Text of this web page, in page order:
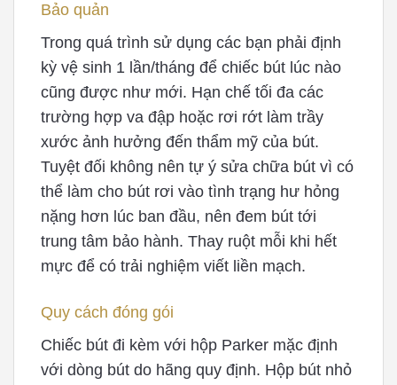
Bảo quản
Trong quá trình sử dụng các bạn phải định
kỳ vệ sinh 1 lần/tháng để chiếc bút lúc nào
cũng được như mới. Hạn chế tối đa các
trường hợp va đập hoặc rơi rớt làm trầy
xước ảnh hưởng đến thẩm mỹ của bút.
Tuyệt đối không nên tự ý sửa chữa bút vì có
thể làm cho bút rơi vào tình trạng hư hỏng
nặng hơn lúc ban đầu, nên đem bút tới
trung tâm bảo hành. Thay ruột mỗi khi hết
mực để có trải nghiệm viết liền mạch.
Quy cách đóng gói
Chiếc bút đi kèm với hộp Parker mặc định
với dòng bút do hãng quy định. Hộp bút nhỏ